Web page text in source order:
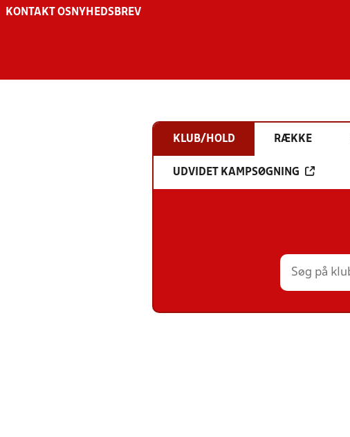
KONTAKT OS NYHEDSBREV
KLUB/HOLD RÆKKE
UDVIDET KAMPSØGNING